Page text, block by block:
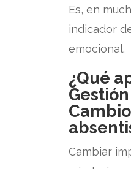
Es, en
indicador
emocional.
¿Qué
Cambiar